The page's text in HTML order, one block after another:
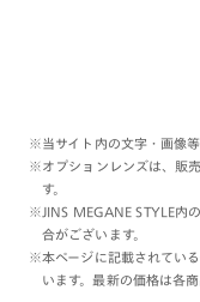
※当サイト内の文字・画像
※オプションレンズは、販
す。
※JINS MEGANE STYLE内
合がございます。
※本ページに記載されてい
います。最新の価格は各